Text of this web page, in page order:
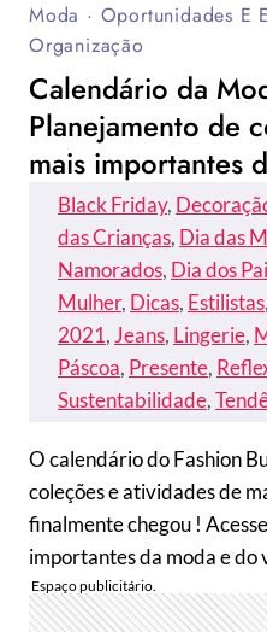
Moda · Oportunidades E
Organização
Calendário da
Planejamento de
mais importantes
Black Friday,
das Crianças, Dia das
Namorados, Dia dos
Mulher, Dicas, Estilistas,
2021, Jeans, Lingerie,
Páscoa, Presente,
Sustentabilidade,
O calendário do Fashion
coleções e atividades de
finalmente chegou !
importantes da moda e do